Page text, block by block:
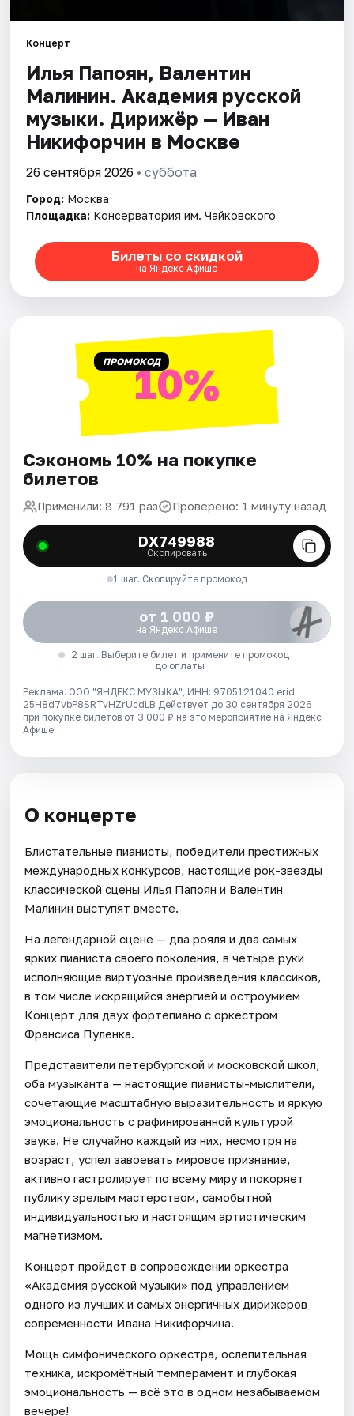
Города
Площадки
Артисты
Рейтинги
Концерт
Илья Папоян, Валентин
Малинин. Академия русской
музыки. Дирижёр — Иван
Никифорчин в Москве
26 сентября 2026 • суббота
Город: Москва
Площадка: Консерватория им. Чайковского
Билеты со скидкой
на Яндекс Афише
ПРОМОКОД10%
Сэкономь 10% на покупке
билетов
Применили: 8 791 раз Проверено: 1 минуту назад
DX749988
Скопировать
1 шаг. Скопируйте промокод
от 1 000 ₽
на Яндекс Афише
2 шаг. Выберите билет и примените промокод
до оплаты
Реклама. ООО "ЯНДЕКС МУЗЫКА", ИНН: 9705121040 erid:
25H8d7vbP8SRTvHZrUcdLB Действует до 30 сентября 2026
при покупке билетов от 3 000 ₽ на это мероприятие на Яндекс
Афише!
О концерте
Блистательные пианисты, победители престижных
международных конкурсов, настоящие рок-звезды
классической сцены Илья Папоян и Валентин
Малинин выступят вместе.
На легендарной сцене — два рояля и два самых
ярких пианиста своего поколения, в четыре руки
исполняющие виртуозные произведения классиков,
в том числе искрящийся энергией и остроумием
Концерт для двух фортепиано с оркестром
Франсиса Пуленка.
Представители петербургской и московской школ,
оба музыканта — настоящие пианисты-мыслители,
сочетающие масштабную выразительность и яркую
эмоциональность с рафинированной культурой
звука. Не случайно каждый из них, несмотря на
возраст, успел завоевать мировое признание,
активно гастролирует по всему миру и покоряет
публику зрелым мастерством, самобытной
индивидуальностью и настоящим артистическим
магнетизмом.
Концерт пройдет в сопровождении оркестра
«Академия русской музыки» под управлением
одного из лучших и самых энергичных дирижеров
современности Ивана Никифорчина.
Мощь симфонического оркестра, ослепительная
техника, искромётный темперамент и глубокая
эмоциональность — всё это в одном незабываемом
вечере!